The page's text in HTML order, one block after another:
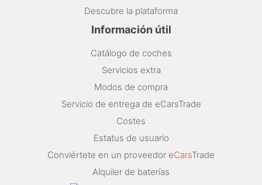
Descubre la plataforma
Información útil
Catálogo de coches
Servicios extra
Modos de compra
Servicio de entrega de eCarsTrade
Costes
Estatus de usuario
Conviértete en un proveedor eCarsTrade
Alquiler de baterías